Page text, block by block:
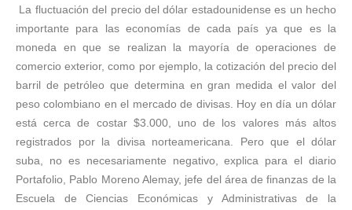
La fluctuación del precio del dólar estadounidense es un hecho
importante para las economías de cada país ya que es la
moneda en que se realizan la mayoría de operaciones de
comercio exterior, como por ejemplo, la cotización del precio del
barril de petróleo que determina en gran medida el valor del
peso colombiano en el mercado de divisas. Hoy en día un dólar
está cerca de costar $3.000, uno de los valores más altos
registrados por la divisa norteamericana. Pero que el dólar
suba, no es necesariamente negativo, explica para el diario
Portafolio, Pablo Moreno Alemay, jefe del área de finanzas de la
Escuela de Ciencias Económicas y Administrativas de la